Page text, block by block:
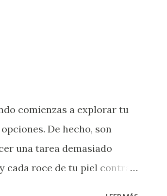
comienzas a explorar tu
De hecho, son
una tarea demasiado
cada roce de tu piel contra